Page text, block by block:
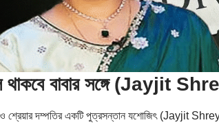
থাকবে বাবার সঙ্গে (Jayjit
শ্রেয়ার দম্পতির একটি পুত্রসন্তান যশোজিৎ (Jayjit